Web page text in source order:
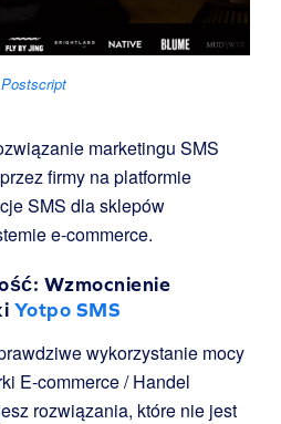
Postscript
marketingu SMS
firmy na platformie
SMS dla sklepów
e-commerce.
Wzmocnienie
Yotpo SMS
wykorzystanie mocy
E-commerce / Handel
rozwiązania, które nie jest